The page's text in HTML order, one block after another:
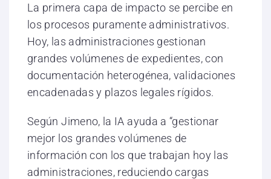
La primera capa de impacto se percibe en
los procesos puramente administrativos.
Hoy, las administraciones gestionan
grandes volúmenes de expedientes, con
documentación heterogénea, validaciones
encadenadas y plazos legales rígidos.
Según Jimeno, la IA ayuda a “gestionar
mejor los grandes volúmenes de
información con los que trabajan hoy las
administraciones, reduciendo cargas